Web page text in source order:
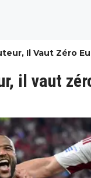
Il Vaut Zéro
il vaut